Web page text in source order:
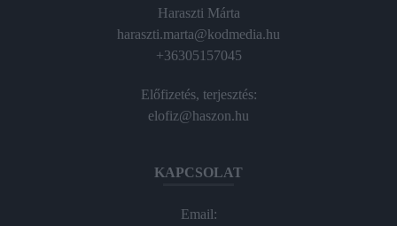
Haraszti Márta
haraszti.marta@kodmedia.hu
+36305157045
Előfizetés, terjesztés:
elofiz@haszon.hu
KAPCSOLAT
Email: